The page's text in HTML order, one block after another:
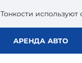
Тонкости используют
АРЕНДА АВТО